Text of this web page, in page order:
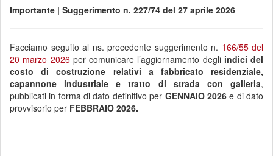
Importante | Suggerimento n. 227/74 del 27 aprile 2026
Facciamo seguito al ns. precedente suggerimento n. 166/55 del
20 marzo 2026per comunicare l’aggiornamento degli indici del
costo di costruzione relativi a fabbricato residenziale,
capannone industriale e tratto di strada con galleria,
pubblicati in forma di dato definitivo per GENNAIO 2026e di dato
provvisorio per FEBBRAIO 2026.